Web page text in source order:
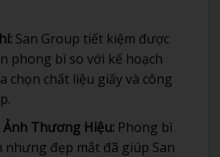
San Group tiết kiệm được
phong bì so với kế hoạch
chọn chất liệu giấy và công
Ảnh Thương Hiệu:Phong bì
đẹp mắt đã giúp San